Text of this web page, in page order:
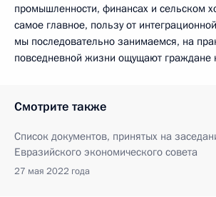
промышленности, финансах и сельском
самое главное, пользу от
мы последовательно занимаемся, на
повседневной жизни ощущают граждане
Смотрите также
Список документов, принятых на
Евразийского экономического совета
27 мая 2022 года